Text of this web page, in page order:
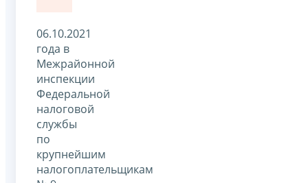
06.10.2021
года в
Межрайонной
инспекции
Федеральной
налоговой
службы
по
крупнейшим
налогоплательщикам